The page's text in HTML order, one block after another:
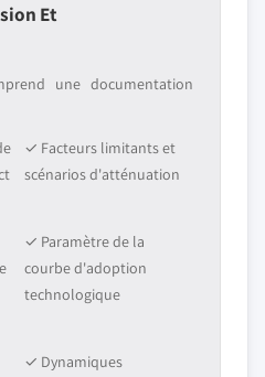
Et
une documentation
✓ Facteurs limitants et
scénarios d'atténuation
✓ Paramètre de la
courbe d'adoption
technologique
✓ Dynamiques